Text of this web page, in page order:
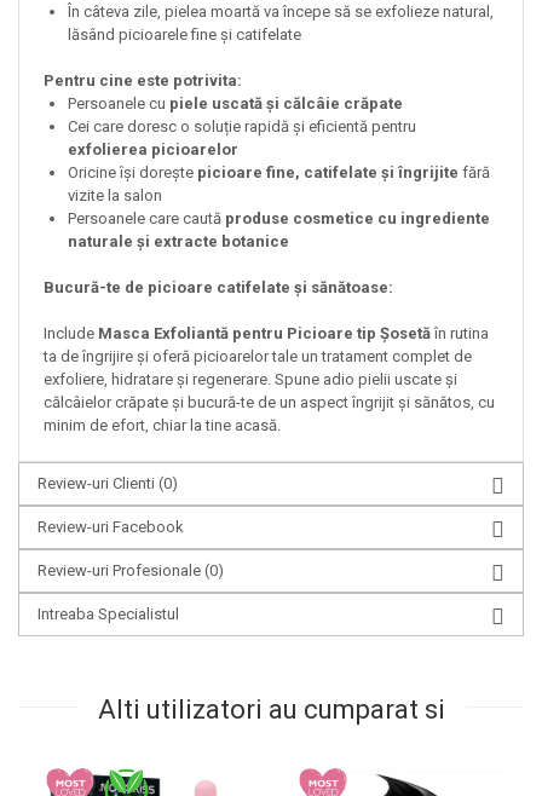
În câteva zile, pielea moartă va începe să se exfolieze natural,
lăsând picioarele fine și catifelate
Pentru cine este potrivita:
Persoanele cu piele uscată și călcâie crăpate
Cei care doresc o soluție rapidă și eficientă pentru
exfolierea picioarelor
Oricine își dorește picioare fine, catifelate și îngrijite fără
vizite la salon
Persoanele care caută produse cosmetice cu ingrediente
naturale și extracte botanice
Bucură-te de picioare catifelate și sănătoase:
Include Masca Exfoliantă pentru Picioare tip Șosetăîn rutina
ta de îngrijire și oferă picioarelor tale un tratament complet de
exfoliere, hidratare și regenerare. Spune adio pielii uscate și
călcâielor crăpate și bucură-te de un aspect îngrijit și sănătos, cu
minim de efort, chiar la tine acasă.
Review-uri Clienti (0)
Review-uri Facebook
Review-uri Profesionale (0)
Intreaba Specialistul
Alti utilizatori au cumparat si